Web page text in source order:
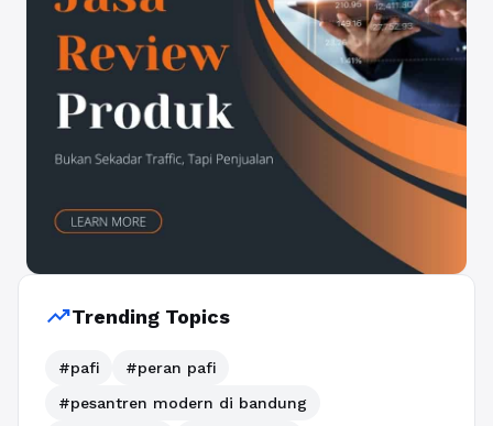
trending_upTrending Topics
#pafi
#peran pafi
#pesantren modern di bandung